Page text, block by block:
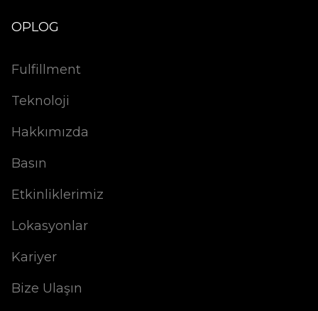
OPLOG
Fulfillment
Teknoloji
Hakkımızda
Basın
Etkinliklerimiz
Lokasyonlar
Kariyer
Bize Ulaşın